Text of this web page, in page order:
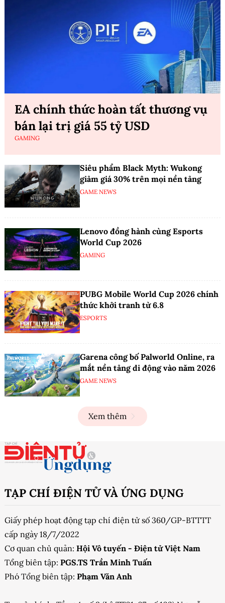
EA chính thức hoàn tất thương vụ
bán lại trị giá 55 tỷ USD
GAMING
Siêu phẩm Black Myth: Wukong
giảm giá 30% trên mọi nền tảng
GAME NEWS
Lenovo đồng hành cùng Esports
World Cup 2026
GAMING
PUBG Mobile World Cup 2026 chính
thức khởi tranh từ 6.8
ESPORTS
Garena công bố Palworld Online, ra
mắt nền tảng di động vào năm 2026
GAME NEWS
Xem thêm
TẠP CHÍ ĐIỆN TỬ VÀ ỨNG DỤNG
Giấy phép hoạt động tạp chí điện tử số 360/GP-BTTTT
cấp ngày 18/7/2022
Cơ quan chủ quản: Hội Vô tuyến - Điện tử Việt Nam
Tổng biên tập: PGS.TS Trần Minh Tuấn
Phó Tổng biên tập: Phạm Văn Anh